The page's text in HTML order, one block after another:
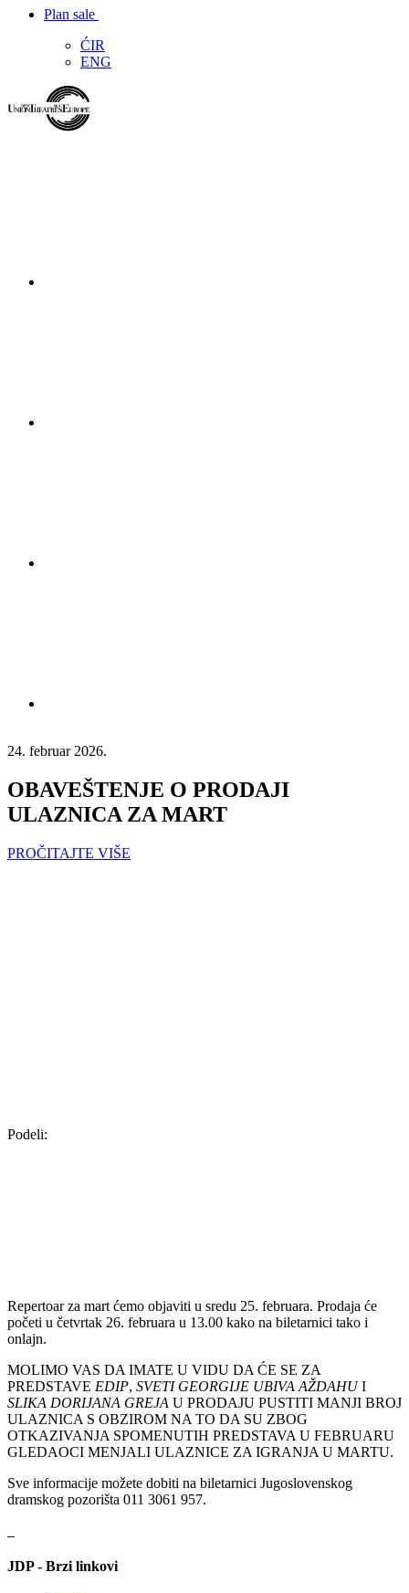
Plan sale
ĆIR
ENG
24. februar 2026.
OBAVEŠTENJE O PRODAJI
ULAZNICA ZA MART
PROČITAJTE VIŠE
Podeli:
Repertoar za mart ćemo objaviti u sredu 25. februara. Prodaja će
početi u četvrtak 26. februara u 13.00 kako na biletarnici tako i
onlajn.
MOLIMO VAS DA IMATE U VIDU DA ĆE SE ZA
PREDSTAVE EDIP, SVETI GEORGIJE UBIVA AŽDAHUI
SLIKA DORIJANA GREJA U PRODAJU PUSTITI MANJI BROJ
ULAZNICA S OBZIROM NA TO DA SU ZBOG
OTKAZIVANJA SPOMENUTIH PREDSTAVA U FEBRUARU
GLEDAOCI MENJALI ULAZNICE ZA IGRANJA U MARTU.
Sve informacije možete dobiti na biletarnici Jugoslovenskog
dramskog pozorišta 011 3061 957.
JDP - Brzi linkovi